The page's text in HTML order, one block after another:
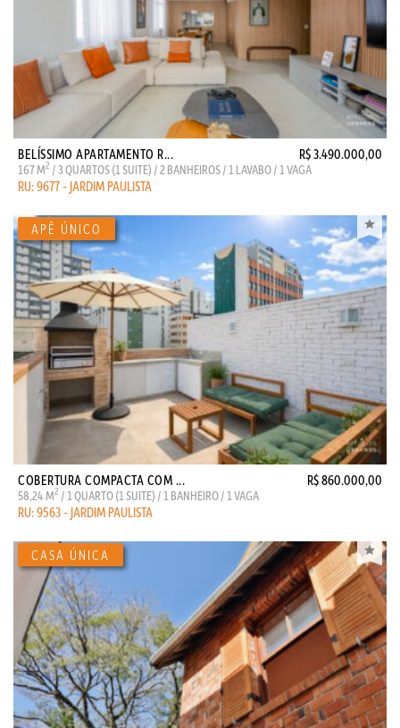
BELÍSSIMO APARTAMENTO R... R$ 3.490.000,00
167 M2 / 3 QUARTOS (1 SUITE) / 2 BANHEIROS / 1 LAVABO / 1 VAGA
RU: 9677 - JARDIM PAULISTA
COBERTURA COMPACTA COM ... R$ 860.000,00
58,24 M2 / 1 QUARTO (1 SUITE) / 1 BANHEIRO / 1 VAGA
RU: 9563 - JARDIM PAULISTA